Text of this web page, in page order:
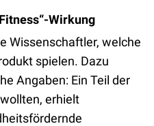
Wirkung
Wissenschaftler, welche
spielen. Dazu
Angaben: Ein Teil der
erhielt